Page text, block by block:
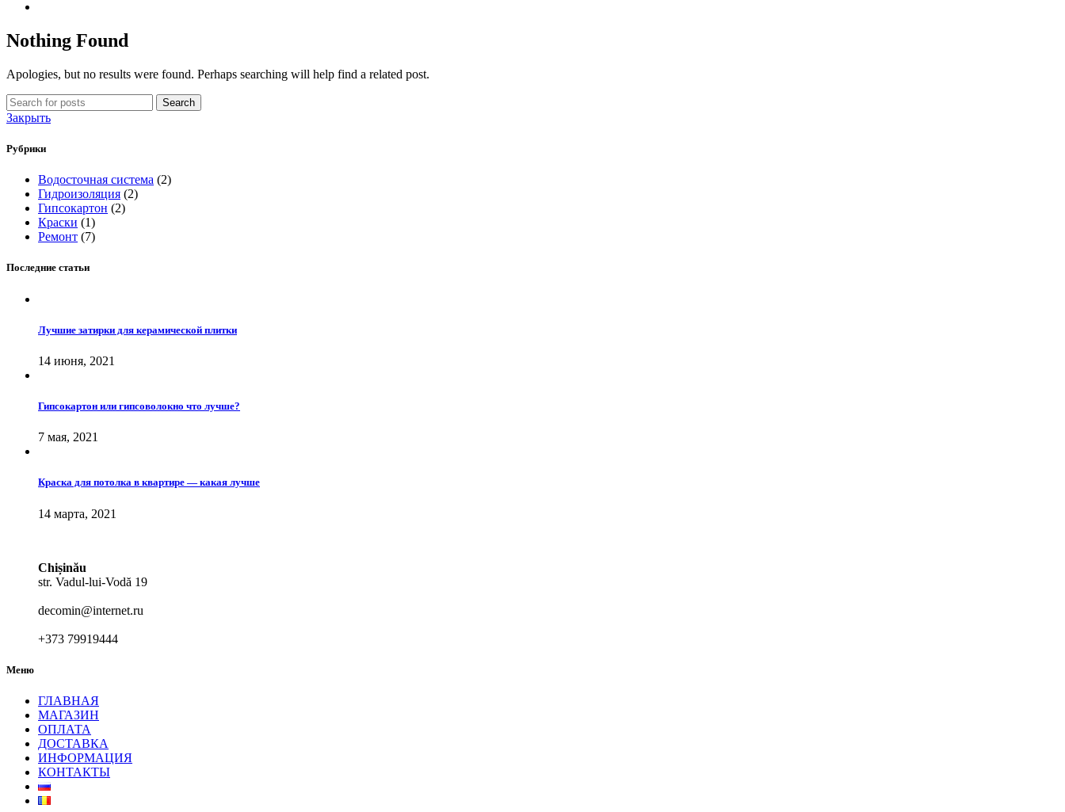
Nothing Found
Apologies, but no results were found. Perhaps searching will help find a related post.
Search
Закрыть
Рубрики
Водосточная система (2)
Гидроизоляция (2)
Гипсокартон (2)
Краски (1)
Ремонт (7)
Последние статьи
Лучшие затирки для керамической плитки
14 июня, 2021
Гипсокартон или гипсоволокно что лучше?
7 мая, 2021
Краска для потолка в квартире — какая лучше
14 марта, 2021
Chișinău
str. Vadul-lui-Vodă 19
decomin@internet.ru
+373 79919444
Меню
ГЛАВНАЯ
МАГАЗИН
ОПЛАТА
ДОСТАВКА
ИНФОРМАЦИЯ
КОНТАКТЫ